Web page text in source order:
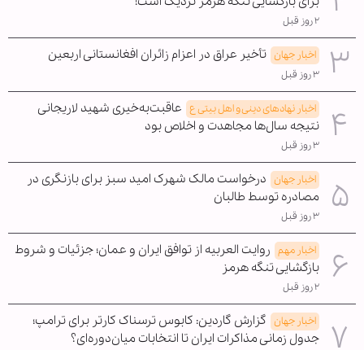
۲ روز قبل
اخبار جهان تأخیر عراق در اعزام زائران افغانستانی اربعین
۳ روز قبل
اخبار نهادهای دینی و اهل بیتی ع عاقبت‌به‌خیری شهید لاریجانی
نتیجه سال‌ها مجاهدت و اخلاص بود
۳ روز قبل
اخبار جهان درخواست مالک شهرک امید سبز برای بازنگری در
مصادره توسط طالبان
۳ روز قبل
اخبار مهم روایت العربیه از توافق ایران و عمان؛ جزئیات و شروط
بازگشایی تنگه هرمز
۲ روز قبل
اخبار جهان گزارش گاردین: کابوس ترسناک کارتر برای ترامپ؛
جدول زمانی مذاکرات ایران تا انتخابات میان‌دوره‌ای؟